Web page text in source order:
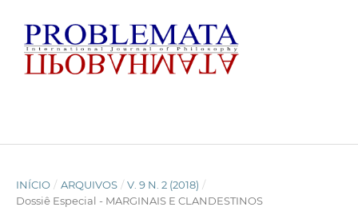
INÍCIO / ARQUIVOS / V. 9 N. 2 (2018) /
Dossiê Especial - MARGINAIS E CLANDESTINOS